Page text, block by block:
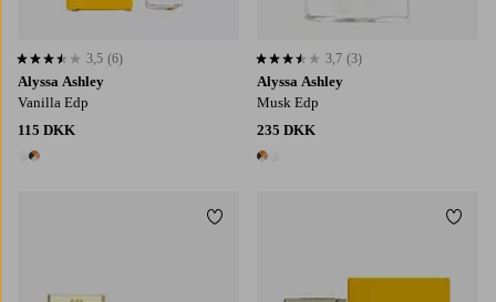
Alyssa Ashley
Vanilla Edp
115 DKK
2 farver
3,5 baseret på 6 bedømmelser
3,5 (6)
Alyssa Ashley
Musk Edp
235 DKK
2 farver
3,7 baseret på 3 bedømmelser
3,7 (3)
Tilføj til favoritter